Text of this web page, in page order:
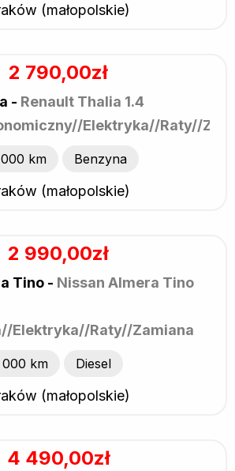
(małopolskie)
2 790,00zł
- Renault Thalia 1.4
Elektryka//Raty//
km Benzyna
(małopolskie)
2 990,00zł
Tino - Nissan Almera Tino
Elektryka//Raty//Zamiana
000 km Diesel
(małopolskie)
4 490,00zł